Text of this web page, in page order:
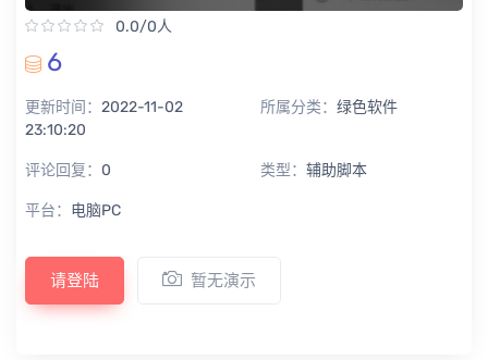
0.0/0人
6
更新时间： 2022-11-02
23:10:20
所属分类： 绿色软件
评论回复： 0 类型： 辅助脚本
平台： 电脑PC
请登陆 暂无演示